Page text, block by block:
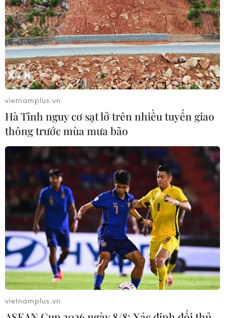
TP. Hà Nội
Theo dõi VietnamPlus
TIN LIÊN QUAN
Tiếp tục bố trí ngân sách cho Bộ Y tế mua
vietnamplus.vn
Hà Tĩnh nguy cơ sạt lở trên nhiều tuyến giao
thông trước mùa mưa bão
vietnamplus.vn